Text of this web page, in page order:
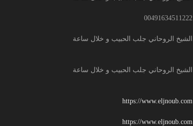
00491634511222
الشيخ الروحاني جلب الحبيب و خلال ساعة
الشيخ الروحاني جلب الحبيب و خلال ساعة
https://www.eljnoub.com
https://www.eljnoub.com